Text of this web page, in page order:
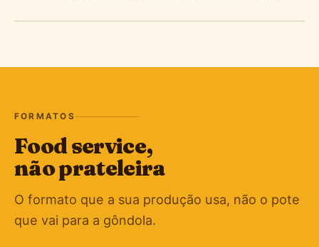
FORMATOS
Food service,
não prateleira
O formato que a sua produção usa, não o pote
que vai para a gôndola.